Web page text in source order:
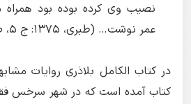
نصیب وى کرده بوده بود
عمر نوشت… (طبری، ۱۳۷۵: ج‏ ۵، ص ۱۹۷۵).
در کتاب الکامل بلاذرى روایات